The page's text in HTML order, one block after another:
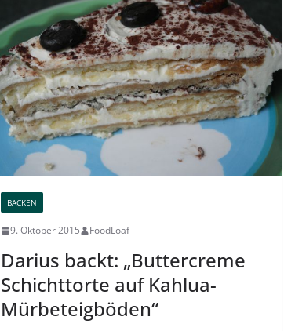
BACKEN
9. Oktober 2015 FoodLoaf
Darius backt: „Buttercreme
Schichttorte auf Kahlua-
Mürbeteigböden“